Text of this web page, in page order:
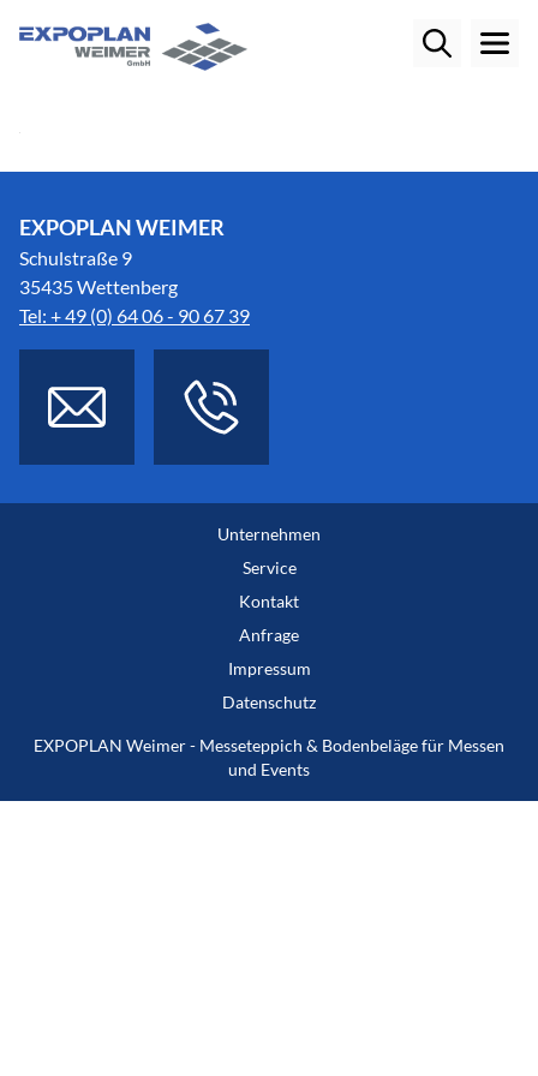
EXPOPLAN WEIMER
Schulstraße 9
35435 Wettenberg
Tel: + 49 (0) 64 06 - 90 67 39
Unternehmen
Service
Kontakt
Anfrage
Impressum
Datenschutz
EXPOPLAN Weimer - Messeteppich & Bodenbeläge für Messen
und Events